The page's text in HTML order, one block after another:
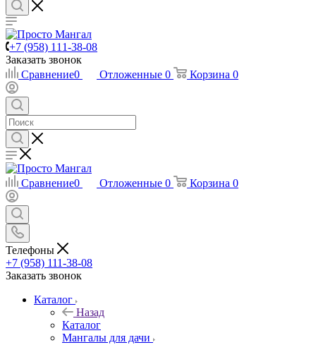
+7 (958) 111-38-08
Заказать звонок
Сравнение0 Отложенные 0 Корзина 0
Сравнение0 Отложенные 0 Корзина 0
Телефоны
+7 (958) 111-38-08
Заказать звонок
Каталог
Назад
Каталог
Мангалы для дачи